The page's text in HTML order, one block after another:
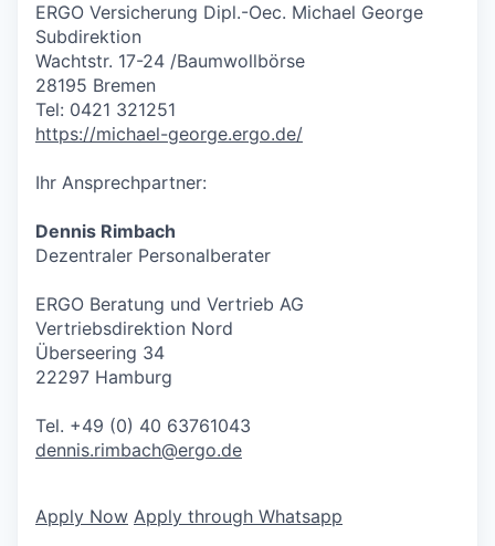
ERGO Versicherung Dipl.-Oec. Michael George
Subdirektion
Wachtstr. 17-24 /Baumwollbörse
28195 Bremen
Tel: 0421 321251
https://michael-george.ergo.de/
Ihr Ansprechpartner:
Dennis Rimbach
Dezentraler Personalberater
ERGO Beratung und Vertrieb AG
Vertriebsdirektion Nord
Überseering 34
22297 Hamburg
Tel. +49 (0) 40 63761043
dennis.rimbach@ergo.de
Apply Now Apply through Whatsapp